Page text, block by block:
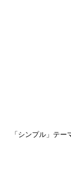
「シンプル」テ